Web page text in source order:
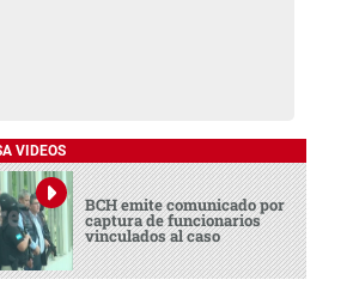
VIDEOS
BCH emite comunicado por
captura de funcionarios
vinculados al caso